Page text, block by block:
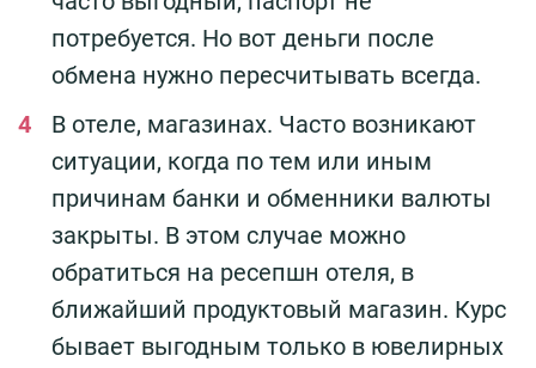
потребуется. Но вот деньги после
обмена нужно пересчитывать всегда.
В отеле, магазинах. Часто возникают
ситуации, когда по тем или иным
причинам банки и обменники валюты
закрыты. В этом случае можно
обратиться на ресепшн отеля, в
ближайший продуктовый магазин. Курс
бывает выгодным только в ювелирных